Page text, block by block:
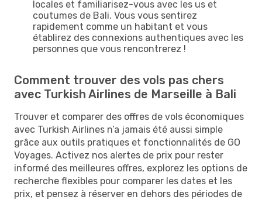
locales et familiarisez-vous avec les us et
coutumes de Bali. Vous vous sentirez
rapidement comme un habitant et vous
établirez des connexions authentiques avec les
personnes que vous rencontrerez !
Comment trouver des vols pas chers
avec Turkish Airlines de Marseille à Bali
Trouver et comparer des offres de vols économiques
avec Turkish Airlines n’a jamais été aussi simple
grâce aux outils pratiques et fonctionnalités de GO
Voyages. Activez nos alertes de prix pour rester
informé des meilleures offres, explorez les options de
recherche flexibles pour comparer les dates et les
prix, et pensez à réserver en dehors des périodes de